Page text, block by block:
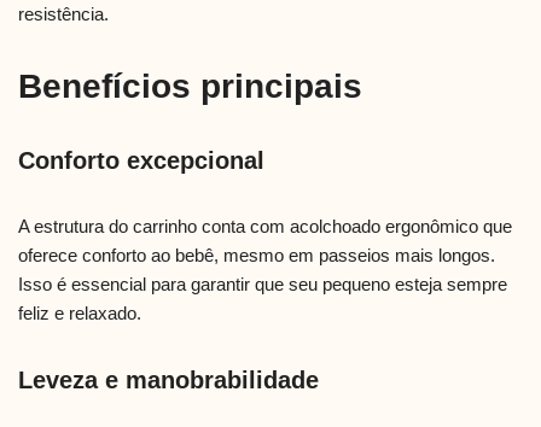
resistência.
Benefícios principais
Conforto excepcional
A estrutura do carrinho conta com acolchoado ergonômico que
oferece conforto ao bebê, mesmo em passeios mais longos.
Isso é essencial para garantir que seu pequeno esteja sempre
feliz e relaxado.
Leveza e manobrabilidade